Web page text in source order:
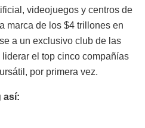
videojuegos y centros de
marca de los $4 trillones en
a un exclusivo club de las
el top cinco compañías
por primera vez.
así: